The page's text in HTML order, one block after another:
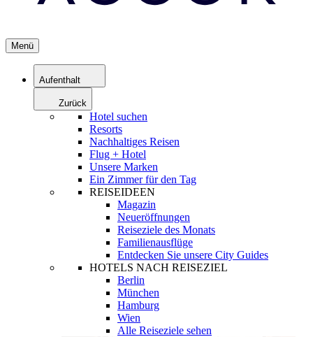
Menü
Aufenthalt
Zurück
Hotel suchen
Resorts
Nachhaltiges Reisen
Flug + Hotel
Unsere Marken
Ein Zimmer für den Tag
REISEIDEEN
Magazin
Neueröffnungen
Reiseziele des Monats
Familienausflüge
Entdecken Sie unsere City Guides
HOTELS NACH REISEZIEL
Berlin
München
Hamburg
Wien
Alle Reiseziele sehen